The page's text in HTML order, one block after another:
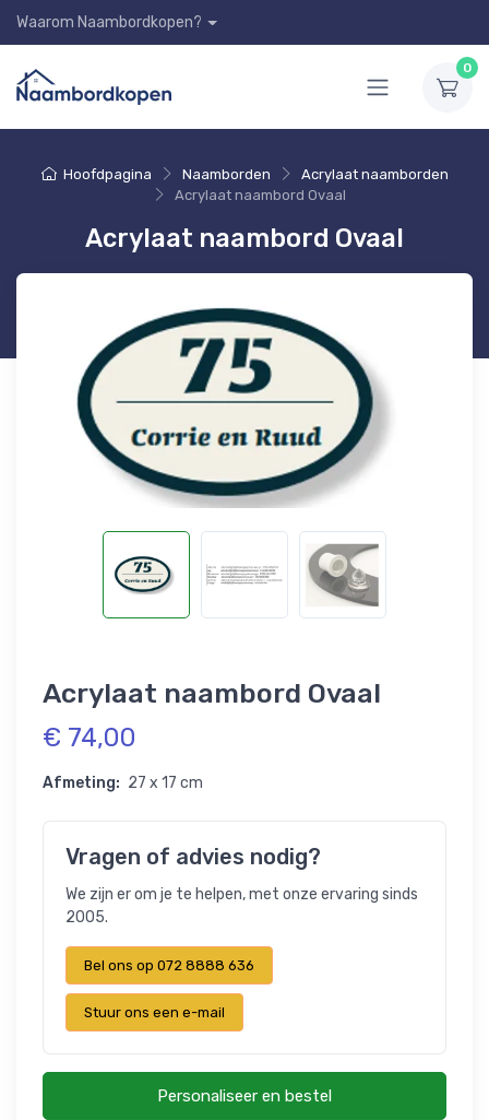
Waarom Naambordkopen?
0
Hoofdpagina Naamborden
Acrylaat naamborden
Acrylaat naambord Ovaal
Acrylaat naambord Ovaal
Acrylaat naambord Ovaal
€ 74,00
Afmeting: 27 x 17 cm
Vragen of advies nodig?
We zijn er om je te helpen, met onze ervaring sinds
2005.
Bel ons op 072 8888 636
Stuur ons een e-mail
Personaliseer en bestel